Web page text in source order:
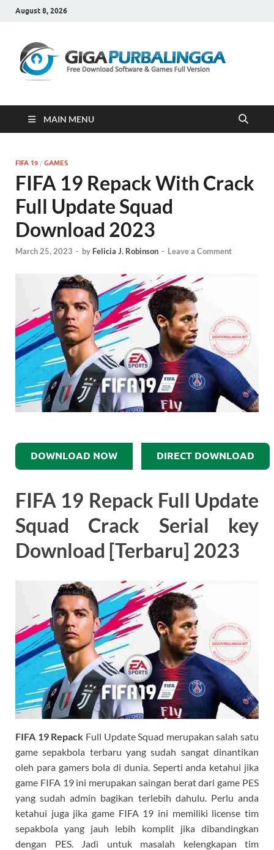
August 8, 2026
MAIN MENU
FIFA 19 / GAMES
FIFA 19 Repack With Crack
Full Update Squad
Download 2023
March 25, 2023 - by Felicia J. Robinson - Leave a Comment
DOWNLOAD NOW DIRECT DOWNLOAD
FIFA 19 Repack Full Update
Squad Crack Serial key
Download [Terbaru] 2023
FIFA 19 Repack Full Update Squad merupakan salah satu
game sepakbola terbaru yang sudah sangat dinantikan
oleh para gamers bola di dunia. Seperti anda ketahui jika
game FIFA 19 ini merupakan saingan berat dari game PES
yang sudah admin bagikan terlebih dahulu. Perlu anda
ketahui juga jika game FIFA 19 ini memiliki license tim
sepakbola yang jauh lebih komplit jika dibandingkan
dengan PES. Jadi untuk masalah kelengkapan tim